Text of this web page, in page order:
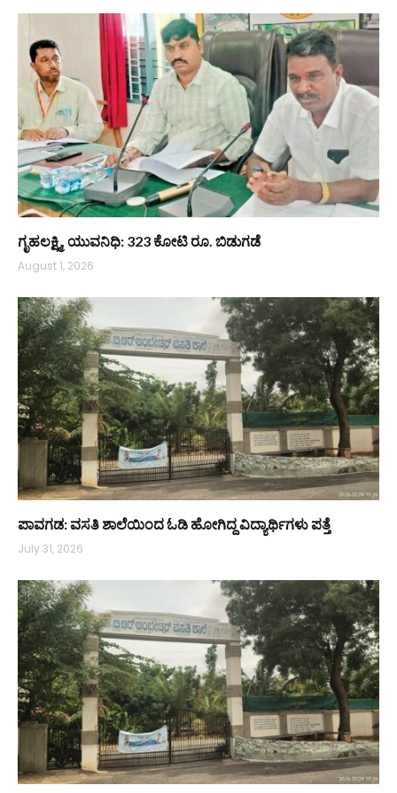
ಗೃಹಲಕ್ಷ್ಮಿ, ಯುವನಿಧಿ: 323 ಕೋಟಿ ರೂ. ಬಿಡುಗಡೆ
August 1, 2026
ಪಾವಗಡ: ವಸತಿ ಶಾಲೆಯಿಂದ ಓಡಿ ಹೋಗಿದ್ದ ವಿದ್ಯಾರ್ಥಿಗಳು ಪತ್ತೆ
July 31, 2026